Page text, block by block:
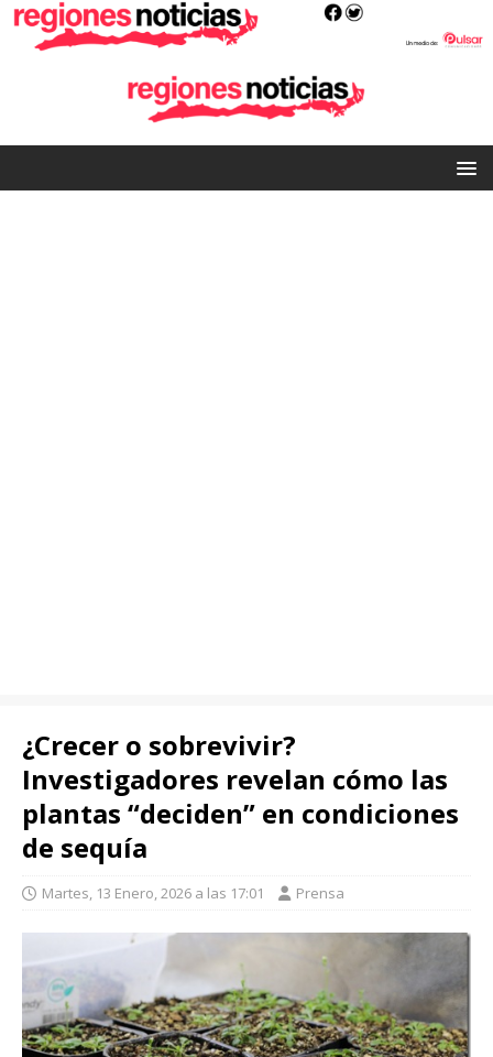
¿Crecer o sobrevivir?
Investigadores revelan cómo las
plantas “deciden” en condiciones
de sequía
Martes, 13 Enero, 2026 a las 17:01 Prensa